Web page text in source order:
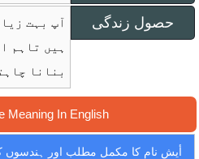
آپ بہت
ہیں تاہم
بنانا
حصول زندگی
Meaning In English
أيش نام کا مکمل مطلب اور ہندسوں